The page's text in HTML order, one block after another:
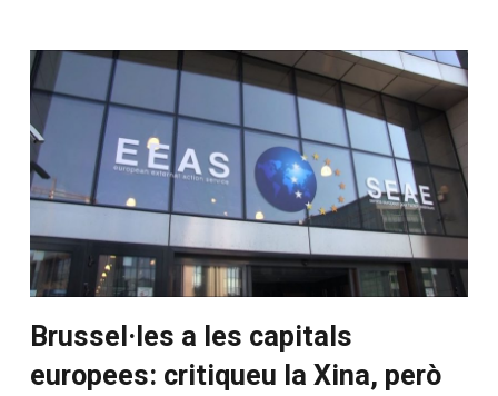
Brussel·les a les capitals
europees: critiqueu la Xina, però